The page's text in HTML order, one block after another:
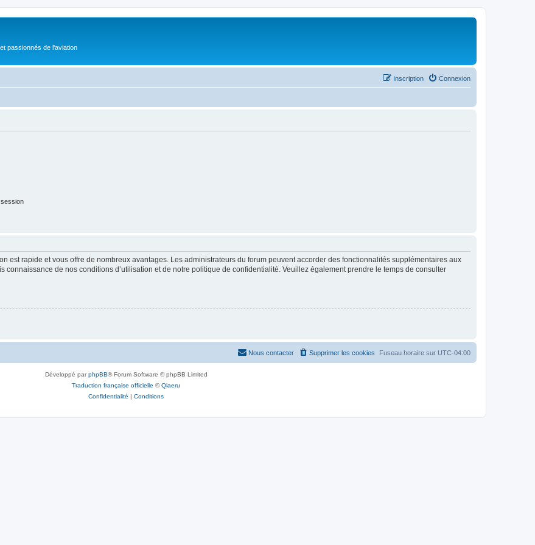
passionnés de l'aviation
Connexion
Inscription
est rapide et vous offre de nombreux avantages. Les administrateurs du forum peuvent accorder des fonctionnalités supplémentaires aux
connaissance de nos conditions d’utilisation et de notre politique de confidentialité. Veuillez également prendre le temps de consulter
Fuseau horaire sur UTC-04:00
Supprimer les cookies
Nous contacter
Développé parphpBB® Forum Software © phpBB Limited
Traduction française officielle ©Qiaeru
Confidentialité | Conditions